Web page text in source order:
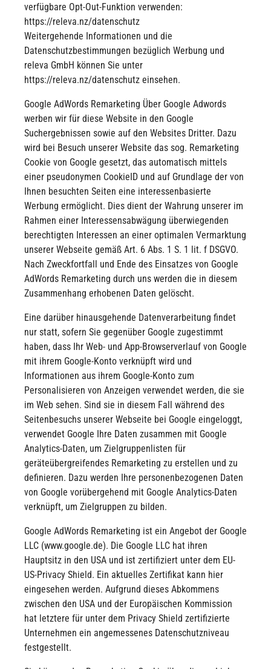
verfügbare Opt-Out-Funktion verwenden:
https://releva.nz/datenschutz
Weitergehende Informationen und die
Datenschutzbestimmungen bezüglich Werbung und
releva GmbH können Sie unter
https://releva.nz/datenschutz einsehen.
Google AdWords Remarketing Über Google Adwords
werben wir für diese Website in den Google
Suchergebnissen sowie auf den Websites Dritter. Dazu
wird bei Besuch unserer Website das sog. Remarketing
Cookie von Google gesetzt, das automatisch mittels
einer pseudonymen CookieID und auf Grundlage der von
Ihnen besuchten Seiten eine interessenbasierte
Werbung ermöglicht. Dies dient der Wahrung unserer im
Rahmen einer Interessensabwägung überwiegenden
berechtigten Interessen an einer optimalen Vermarktung
unserer Webseite gemäß Art. 6 Abs. 1 S. 1 lit. f DSGVO.
Nach Zweckfortfall und Ende des Einsatzes von Google
AdWords Remarketing durch uns werden die in diesem
Zusammenhang erhobenen Daten gelöscht.
Eine darüber hinausgehende Datenverarbeitung findet
nur statt, sofern Sie gegenüber Google zugestimmt
haben, dass Ihr Web- und App-Browserverlauf von Google
mit ihrem Google-Konto verknüpft wird und
Informationen aus ihrem Google-Konto zum
Personalisieren von Anzeigen verwendet werden, die sie
im Web sehen. Sind sie in diesem Fall während des
Seitenbesuchs unserer Webseite bei Google eingeloggt,
verwendet Google Ihre Daten zusammen mit Google
Analytics-Daten, um Zielgruppenlisten für
geräteübergreifendes Remarketing zu erstellen und zu
definieren. Dazu werden Ihre personenbezogenen Daten
von Google vorübergehend mit Google Analytics-Daten
verknüpft, um Zielgruppen zu bilden.
Google AdWords Remarketing ist ein Angebot der Google
LLC (www.google.de). Die Google LLC hat ihren
Hauptsitz in den USA und ist zertifiziert unter dem EU-
US-Privacy Shield. Ein aktuelles Zertifikat kann hier
eingesehen werden. Aufgrund dieses Abkommens
zwischen den USA und der Europäischen Kommission
hat letztere für unter dem Privacy Shield zertifizierte
Unternehmen ein angemessenes Datenschutzniveau
festgestellt.